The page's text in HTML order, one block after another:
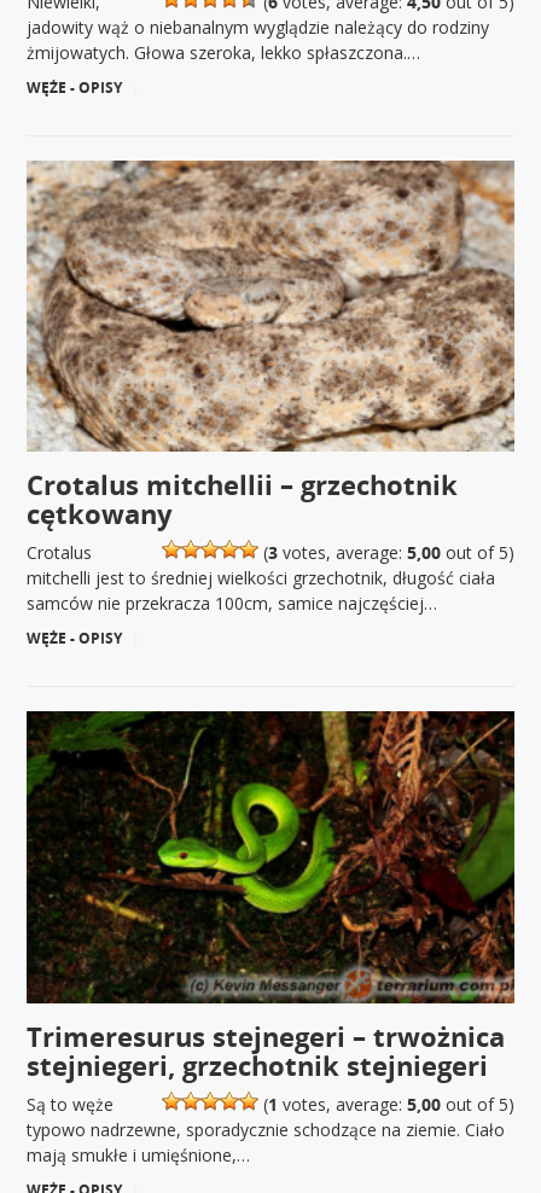
jadowity wąż o niebanalnym wyglądzie należący do rodziny
żmijowatych. Głowa szeroka, lekko spłaszczona.…
WĘŻE - OPISY
Crotalus mitchellii – grzechotnik
cętkowany
(3votes, average: 5,00out of 5)
Crotalus
mitchelli jest to średniej wielkości grzechotnik, długość ciała
samców nie przekracza 100cm, samice najczęściej…
WĘŻE - OPISY
Trimeresurus stejnegeri – trwożnica
stejniegeri, grzechotnik stejniegeri
(1 votes, average: 5,00out of 5)
Są to węże
typowo nadrzewne, sporadycznie schodzące na ziemie. Ciało
mają smukłe i umięśnione,…